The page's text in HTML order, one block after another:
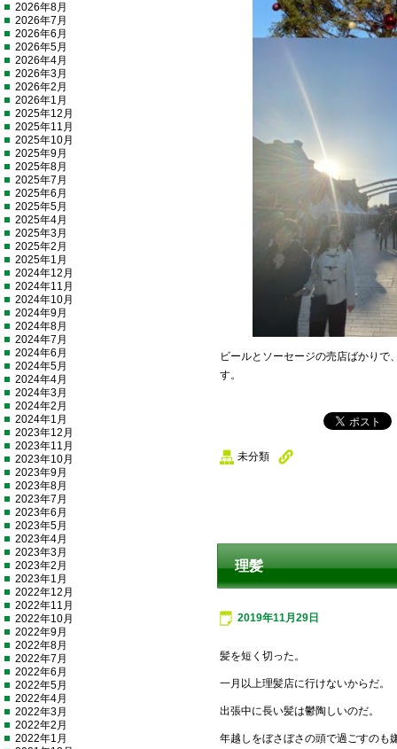
ビールとソーセージの売店ばかり
す。
未分類
理髪
2019年11月29日
髪を短く切った。
一月以上理髪店に行けないからだ。
出張中に長い髪は鬱陶しいのだ。
年越しをぼさぼさの頭で過ごすのも
2026年8月
2026年7月
2026年6月
2026年5月
2026年4月
2026年3月
2026年2月
2026年1月
2025年12月
2025年11月
2025年10月
2025年9月
2025年8月
2025年7月
2025年6月
2025年5月
2025年4月
2025年3月
2025年2月
2025年1月
2024年12月
2024年11月
2024年10月
2024年9月
2024年8月
2024年7月
2024年6月
2024年5月
2024年4月
2024年3月
2024年2月
2024年1月
2023年12月
2023年11月
2023年10月
2023年9月
2023年8月
2023年7月
2023年6月
2023年5月
2023年4月
2023年3月
2023年2月
2023年1月
2022年12月
2022年11月
2022年10月
2022年9月
2022年8月
2022年7月
2022年6月
2022年5月
2022年4月
2022年3月
2022年2月
2022年1月